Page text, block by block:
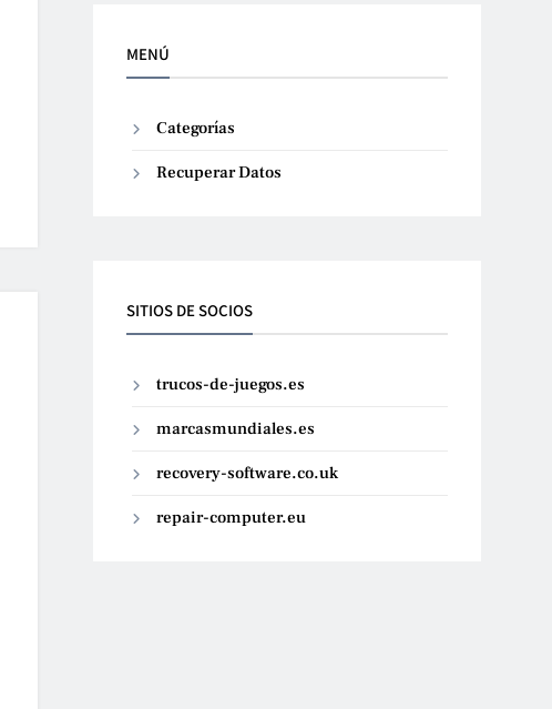
MENÚ
Categorías
Recuperar Datos
SITIOS DE SOCIOS
trucos-de-juegos.es
marcasmundiales.es
recovery-software.co.uk
repair-computer.eu